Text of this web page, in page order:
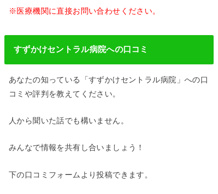
※医療機関に直接お問い合わせください。
すずかけセントラル病院への口コミ
あなたの知っている「すずかけセントラル病院」への口
コミや評判を教えてください。
人から聞いた話でも構いません。
みんなで情報を共有し合いましょう！
下の口コミフォームより投稿できます。